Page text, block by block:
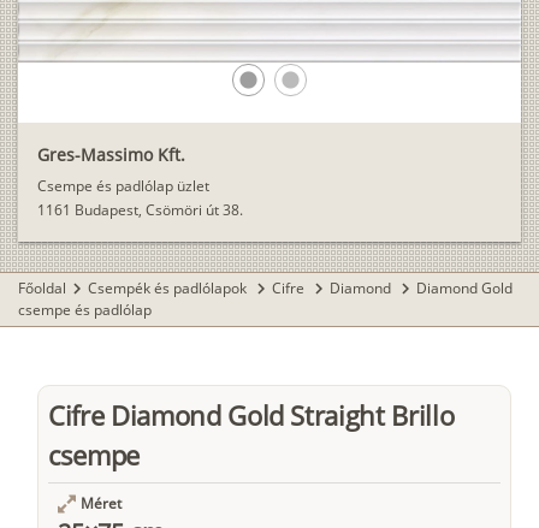
Gres-Massimo Kft.
Csempe és padlólap üzlet
1161 Budapest, Csömöri út 38.
lens lens
Főoldal chevron_right Csempék és padlólapok chevron_right Cifre chevron_right Diamond chevron_right Diamond Gold
csempe és padlólap
Cifre Diamond Gold Straight Brillo
csempe
Méret